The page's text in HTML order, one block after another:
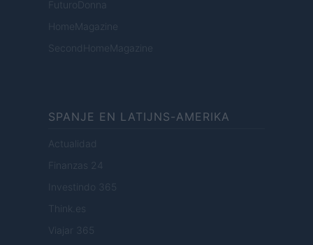
FuturoDonna
HomeMagazine
SecondHomeMagazine
SPANJE EN LATIJNS-AMERIKA
Actualidad
Finanzas 24
Investindo 365
Think.es
Viajar 365